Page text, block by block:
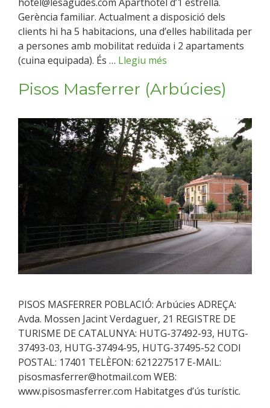
Gerència familiar. Actualment a disposició dels
clients hi ha 5 habitacions, una d’elles habilitada per
a persones amb mobilitat reduïda i 2 apartaments
(cuina equipada). És … Llegiu més
Pisos Masferrer (Arbúcies)
PISOS MASFERRER POBLACIÓ: Arbúcies ADREÇA:
Avda. Mossen Jacint Verdaguer, 21 REGISTRE DE
TURISME DE CATALUNYA: HUTG-37492-93, HUTG-
37493-03, HUTG-37494-95, HUTG-37495-52 CODI
POSTAL: 17401 TELÈFON: 621227517 E-MAIL:
pisosmasferrer@hotmail.com WEB:
www.pisosmasferrer.com Habitatges d’ús turístic.